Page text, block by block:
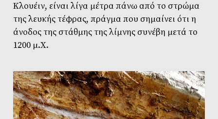
Kλουέιν, είναι λίγα μέτρα πάνω από το στρώμα
της λευκής τέφρας, πράγμα που σημαίνει ότι η
άνοδος της στάθμης της λίμνης συνέβη μετά το
1200 μ.Χ.